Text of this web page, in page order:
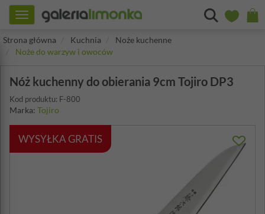
Toggle
navigation
Strona główna
Kuchnia
Noże kuchenne
Noże do warzyw i owoców
Nóż kuchenny do obierania 9cm Tojiro DP3
Kod produktu: F-800
Marka: Tojiro
WYSYŁKA GRATIS